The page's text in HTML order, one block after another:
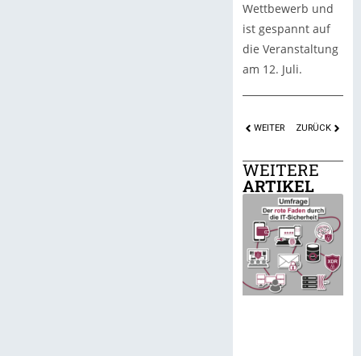
Wettbewerb und
ist gespannt auf
die Veranstaltung
am 12. Juli.
WEITER ZURÜCK
WEITERE
ARTIKEL